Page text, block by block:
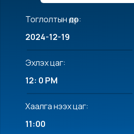
Тоглолтын өдөр:
2024-12-19
Эхлэх цаг:
12: 0 PM
Хаалга нээх цаг:
11:00